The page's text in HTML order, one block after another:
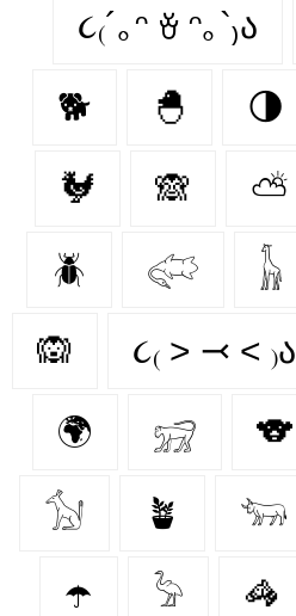
૮₍´｡ᵔ ꈊ ᵔ｡`₎ა
🐕 🐣 🌗
🐓 🙈 ⛅
🪲 𓅾 𓃱
🙉 ૮₍ ˃ ⤙ ˂ ₎ა
🌍 𓃸 🐨
𓃩 🪴 𓃓
☂️ 𓅦 🦓